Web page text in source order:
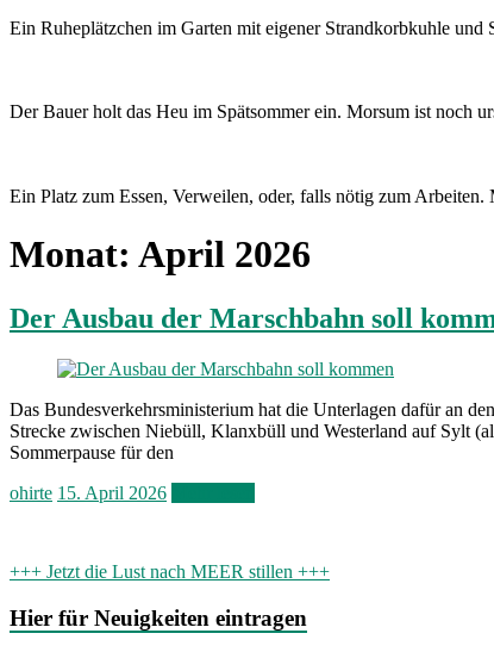
Ein Ruheplätzchen im Garten mit eigener Strandkorbkuhle und
Der Bauer holt das Heu im Spätsommer ein. Morsum ist noch
Ein Platz zum Essen, Verweilen, oder, falls nötig zum
Monat: April 2026
Der Ausbau der Marschbahn soll
Das Bundesverkehrsministerium hat die Unterlagen dafür an
Strecke zwischen Niebüll, Klanxbüll und Westerland auf Sylt
Sommerpause für den
ohirte 15. April 2026
+++ Jetzt die Lust nach MEER stillen +++
Hier für Neuigkeiten eintragen